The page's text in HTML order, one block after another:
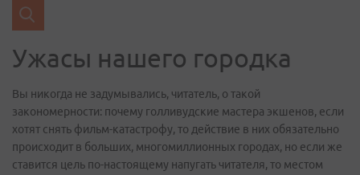
Ужасы нашего городка
Вы никогда не задумывались, читатель, о такой
закономерности: почему голливудские мастера экшенов, если
хотят снять фильм-катастрофу, то действие в них обязательно
происходит в больших, многомиллионных городах, но если же
ставится цель по-настоящему напугать читателя, то местом